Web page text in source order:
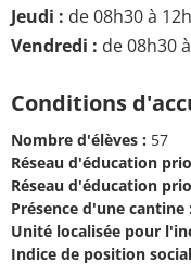
Jeudi : de 08h30 à
Vendredi : de 08h30
Conditions
Nombre d'élèves : 57
Réseau d'éducation
Réseau d'éducation
Présence d'une cantine :
Unité localisée pour
Indice de position